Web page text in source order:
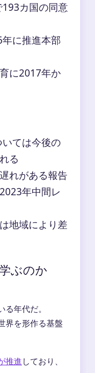
カ国の同意
に推進本部
に2017年か
ては今後の
る
れがある報告
年中間レ
地域により差
ぶのか
年代だ。
界を形作る基盤
推進しており、